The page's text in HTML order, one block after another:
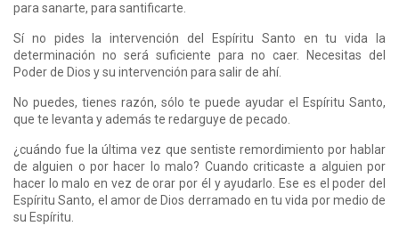
para sanarte, para santificarte.
Sí no pides la intervención del Espíritu Santo en tu vida la
determinación no será suficiente para no caer. Necesitas del
Poder de Dios y su intervención para salir de ahí.
No puedes, tienes razón, sólo te puede ayudar el Espíritu Santo,
que te levanta y además te redarguye de pecado.
¿cuándo fue la última vez que sentiste remordimiento por hablar
de alguien o por hacer lo malo? Cuando criticaste a alguien por
hacer lo malo en vez de orar por él y ayudarlo. Ese es el poder del
Espíritu Santo, el amor de Dios derramado en tu vida por medio de
su Espíritu.